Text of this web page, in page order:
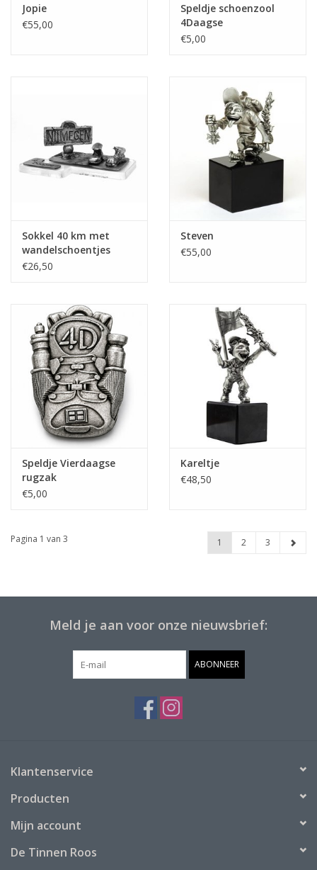
Jopie
€55,00
Speldje schoenzool
4Daagse
€5,00
Sokkel 40 km met
wandelschoentjes
€26,50
Steven
€55,00
Speldje Vierdaagse
rugzak
€5,00
Kareltje
€48,50
Pagina 1 van 3 1 2 3
Meld je aan voor onze nieuwsbrief:
ABONNEER
Klantenservice
Producten
Mijn account
De Tinnen Roos